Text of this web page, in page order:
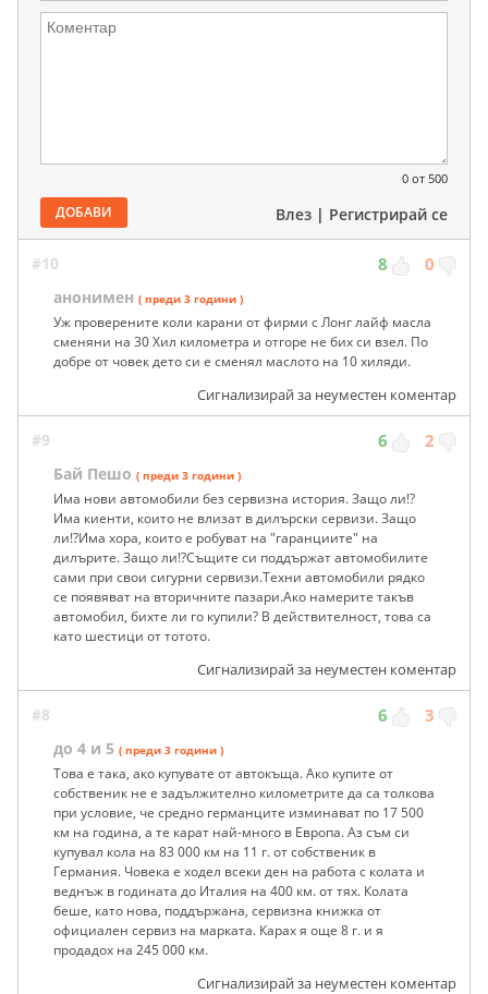
0 от 500
ДОБАВИ Влез | Регистрирай се
#10 8 0
анонимен ( преди 3 години )
Уж проверените коли карани от фирми с Лонг лайф масла
сменяни на 30 Хил километра и отгоре не бих си взел. По
добре от човек дето си е сменял маслото на 10 хиляди.
Сигнализирай за неуместен коментар
#9 6 2
Бай Пешо ( преди 3 години )
Има нови автомобили без сервизна история. Защо ли!?
Има киенти, които не влизат в дилърски сервизи. Защо
ли!?Има хора, които е робуват на "гаранциите" на
дилърите. Защо ли!?Същите си поддържат автомобилите
сами при свои сигурни сервизи.Техни автомобили рядко
се появяват на вторичните пазари.Ако намерите такъв
автомобил, бихте ли го купили? В действителност, това са
като шестици от тотото.
Сигнализирай за неуместен коментар
#8 6 3
до 4 и 5 ( преди 3 години )
Това е така, ако купувате от автокъща. Ако купите от
собственик не е задължително километрите да са толкова
при условие, че средно германците изминават по 17 500
км на година, а те карат най-много в Европа. Аз съм си
купувал кола на 83 000 км на 11 г. от собственик в
Германия. Човека е ходел всеки ден на работа с колата и
веднъж в годината до Италия на 400 км. от тях. Колата
беше, като нова, поддържана, сервизна книжка от
официален сервиз на марката. Карах я още 8 г. и я
продадох на 245 000 км.
Сигнализирай за неуместен коментар